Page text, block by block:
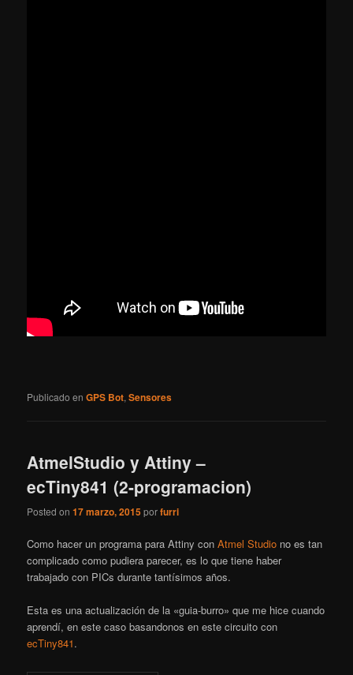
Publicado en GPS Bot,Sensores
AtmelStudio y Attiny –
ecTiny841 (2-programacion)
Posted on17 marzo, 2015porfurri
Como hacer un programa para Attiny conAtmel Studio no es tan
complicado como pudiera parecer, es lo que tiene haber
trabajado con PICs durante tantísimos años.
Esta es una actualización de la «guia-burro» que me hice cuando
aprendí, en este caso basandonos en este circuito con
ecTiny841.